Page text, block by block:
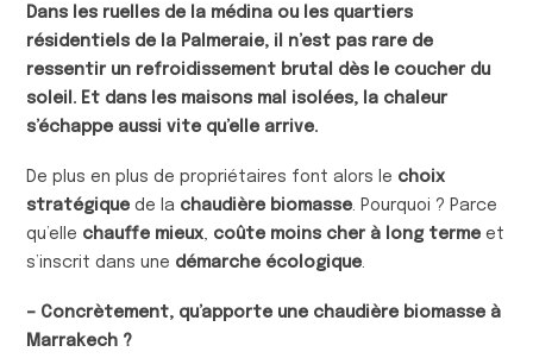
Dans les ruelles de la médina ou les quartiers
résidentiels de la Palmeraie, il n’est pas rare de
ressentir un refroidissement brutal dès le coucher du
soleil. Et dans les maisons mal isolées, la chaleur
s’échappe aussi vite qu’elle arrive.
De plus en plus de propriétaires font alors le choix
stratégique de la chaudière biomasse. Pourquoi ? Parce
qu’elle chauffe mieux, coûte moins cher à long terme et
s’inscrit dans une démarche écologique.
– Concrètement, qu’apporte une chaudière biomasse à
Marrakech ?